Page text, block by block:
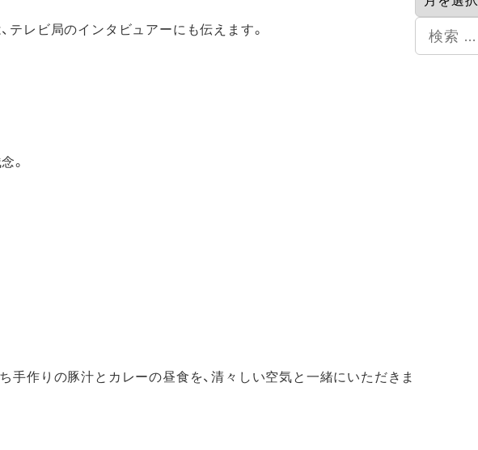
レビ局のインタビュアーにも伝えます。
。
作りの豚汁とカレーの昼食を、清々しい空気と一緒にいただきま
検